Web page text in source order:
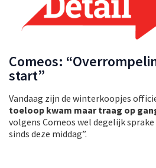
Comeos:
start”
Vandaag zijn de winterkoopjes
toeloop kwam maar traag op
volgens Comeos wel degelijk
sinds deze middag”.